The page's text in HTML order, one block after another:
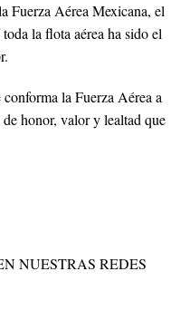
Fuerza Aérea Mexicana, el
la flota aérea ha sido el
la Fuerza Aérea a
honor, valor y lealtad que
NUESTRAS REDES